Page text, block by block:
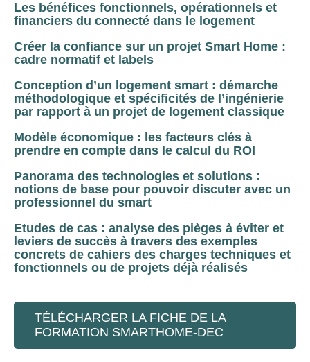
Les bénéfices fonctionnels, opérationnels et
financiers du connecté dans le logement
Créer la confiance sur un projet Smart Home :
cadre normatif et labels
Conception d’un logement smart : démarche
méthodologique et spécificités de l’ingénierie
par rapport à un projet de logement classique
Modèle économique : les facteurs clés à
prendre en compte dans le calcul du ROI
Panorama des technologies et solutions :
notions de base pour pouvoir discuter avec un
professionnel du smart
Etudes de cas : analyse des pièges à éviter et
leviers de succès à travers des exemples
concrets de cahiers des charges techniques et
fonctionnels ou de projets déjà réalisés
TÉLÉCHARGER LA FICHE DE LA
FORMATION SMARTHOME-DEC